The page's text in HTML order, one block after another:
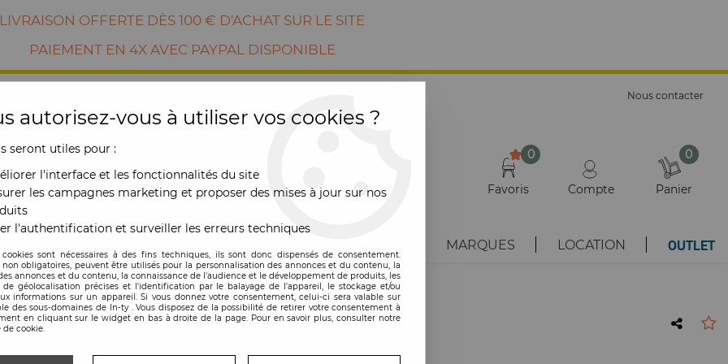
LIVRAISON OFFERTE DÈS 100 € D'ACHAT SUR LE SITE
PAIEMENT EN 4X AVEC PAYPAL DISPONIBLE
Nous contacter
0
Favoris Compte
0
Panier
MARQUES LOCATION OUTLET
autorisez-vous à utiliser vos cookies ?
seront utiles pour :
l'interface et les fonctionnalités du site
les campagnes marketing et proposer des mises à jour sur nos
l'authentification et surveiller les erreurs techniques
cookies sont nécessaires à des fins techniques, ils sont donc dispensés de consentement.
non obligatoires, peuvent être utilisés pour la personnalisation des annonces et du contenu, la
annonces et du contenu, la connaissance de l'audience et le développement de produits, les
de géolocalisation précises et l'identification par le balayage de l'appareil, le stockage et/ou
informations sur un appareil. Si vous donnez votre consentement, celui-ci sera valable sur
des sous-domaines de In-ty . Vous disposez de la possibilité de retirer votre consentement à
en cliquant sur le widget en bas à droite de la page. Pour en savoir plus, consulter notre
cookie.